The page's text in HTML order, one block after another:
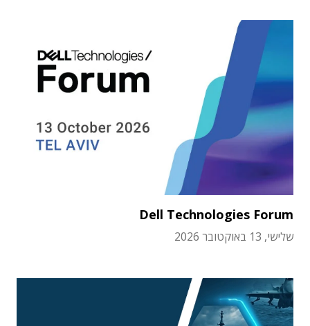
Dell Technologies Forum
שלישי, 13 באוקטובר 2026